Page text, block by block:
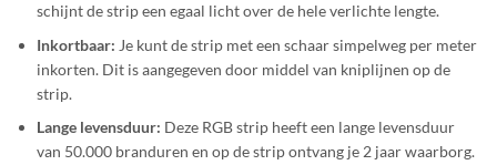
schijnt de strip een egaal licht over de hele verlichte lengte.
Inkortbaar: Je kunt de strip met een schaar simpelweg per meter
inkorten. Dit is aangegeven door middel van kniplijnen op de
strip.
Lange levensduur: Deze RGB strip heeft een lange levensduur
van 50.000 branduren en op de strip ontvang je 2 jaar waarborg.